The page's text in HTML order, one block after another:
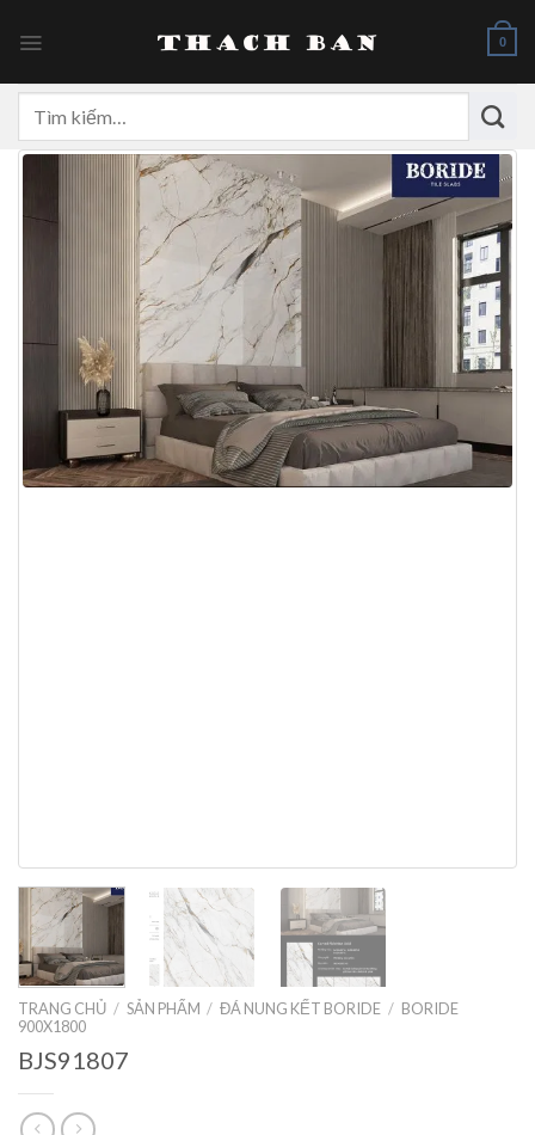
0
kiếm:
TRANG CHỦ / SẢN PHẨM / ĐÁ NUNG KẾT BORIDE / BORIDE
900X1800
BJS91807